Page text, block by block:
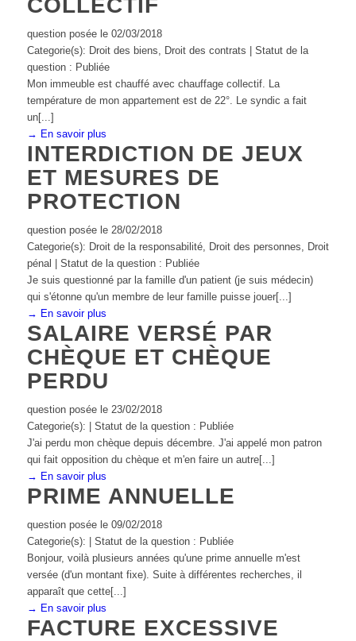
COLLECTIF
question posée le 02/03/2018
Categorie(s): Droit des biens, Droit des contrats | Statut de la
question : Publiée
Mon immeuble est chauffé avec chauffage collectif. La
température de mon appartement est de 22°. Le syndic a fait
un[...]
→ En savoir plus
INTERDICTION DE JEUX
ET MESURES DE
PROTECTION
question posée le 28/02/2018
Categorie(s): Droit de la responsabilité, Droit des personnes, Droit
pénal | Statut de la question : Publiée
Je suis questionné par la famille d'un patient (je suis médecin)
qui s'étonne qu'un membre de leur famille puisse jouer[...]
→ En savoir plus
SALAIRE VERSÉ PAR
CHÈQUE ET CHÈQUE
PERDU
question posée le 23/02/2018
Categorie(s): | Statut de la question : Publiée
J'ai perdu mon chèque depuis décembre. J'ai appelé mon patron
qui fait opposition du chèque et m'en faire un autre[...]
→ En savoir plus
PRIME ANNUELLE
question posée le 09/02/2018
Categorie(s): | Statut de la question : Publiée
Bonjour, voilà plusieurs années qu'une prime annuelle m'est
versée (d'un montant fixe). Suite à différentes recherches, il
apparaît que cette[...]
→ En savoir plus
FACTURE EXCESSIVE